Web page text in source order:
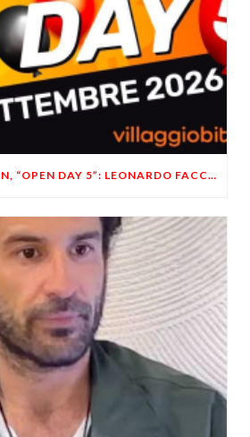
VILLAGGIO BITCOIN, “OPEN DAY 5”: LEONARDO FACCO OSPITE A BRESCIA